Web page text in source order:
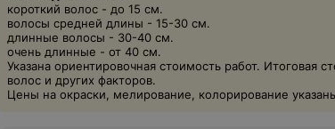
короткий волос - до 15 см.
волосы средней длины - 15-30 см.
длинные волосы - 30-40 см.
очень длинные - от 40 см.
Указана ориентировочная стоимость работ. Итоговая
волос и других факторов.
Цены на окраски, мелирование, колорирование